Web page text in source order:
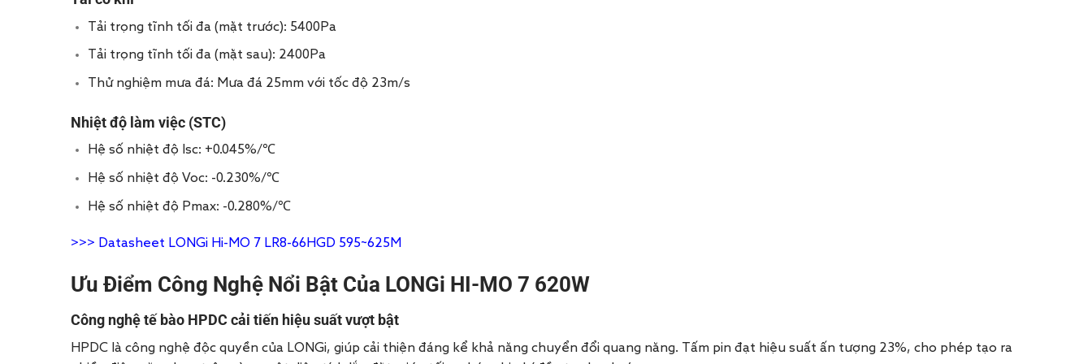
Tải trọng tĩnh tối đa (mặt trước): 5400Pa
Tải trọng tĩnh tối đa (mặt sau): 2400Pa
Thử nghiệm mưa đá: Mưa đá 25mm với tốc độ 23m/s
Nhiệt độ làm việc (STC)
Hệ số nhiệt độ Isc: +0.045%/℃
Hệ số nhiệt độ Voc: -0.230%/℃
Hệ số nhiệt độ Pmax: -0.280%/℃
>>> Datasheet LONGi Hi-MO 7 LR8-66HGD 595~625M
Ưu Điểm Công Nghệ Nổi Bật Của LONGi HI-MO 7 620W
Công nghệ tế bào HPDC cải tiến hiệu suất vượt bật
HPDC là công nghệ độc quyền của LONGi, giúp cải thiện đáng kể khả năng chuyển đổi quang năng. Tấm pin đạt hiệu suất ấn tượng 23%, cho phép tạo ra